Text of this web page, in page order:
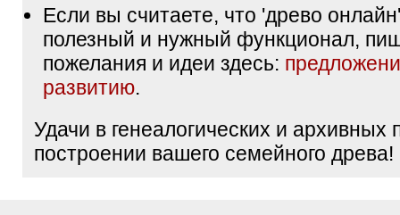
Если вы считаете, что 'древо
полезный и нужный функционал,
пожелания и идеи здесь:
развитию.
Удачи в генеалогических и архивных
построении вашего семейного древа!